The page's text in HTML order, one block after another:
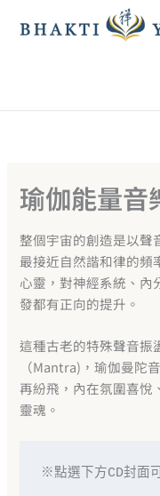
容
瑜伽能量音
整個宇宙的創造是以聲
最接近自然諧和律的頻
心靈，對神經系統、內
發都有正向的提升。
這種古老的特殊聲音振
（Mantra)，瑜伽曼陀
再紛飛，內在氛圍喜悅
靈魂。
※點選下方CD封面